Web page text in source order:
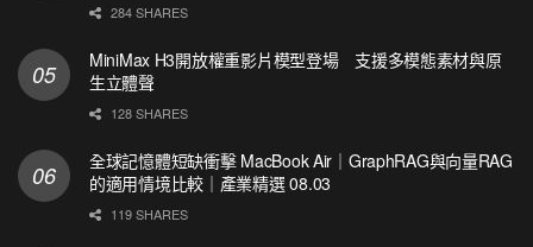
284 SHARES
MiniMax H3開放權重影片模型登場 支援多模態素材與原
生立體聲
128 SHARES
全球記憶體短缺衝擊 MacBook Air｜GraphRAG與向量RAG
的適用情境比較｜產業精選 08.03
119 SHARES